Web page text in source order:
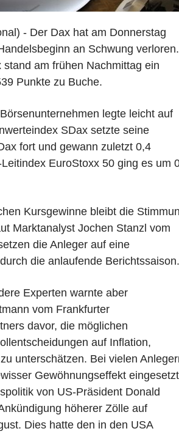
- Der Dax hat am Donnerstag
an Schwung verloren.
am frühen Nachmittag ein
Punkte zu Buche.
legte leicht auf
SDax setzte seine
fort und gewann zuletzt 0,4
EuroStoxx 50 ging es um
Kursgewinne bleibt die
Marktanalyst Jochen Stanzl vom
die Anleger auf eine
die anlaufende Berichtssaison.
Experten warnte aber
vom Frankfurter
davor, die möglichen
auf Inflation,
unterschätzen. Bei vielen
Gewöhnungseffekt
von US-Präsident Donald
höherer Zölle auf
Dies hatte den in den USA